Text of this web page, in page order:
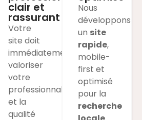
clair et
rassurant
Votre
site doit
immédiatement
valoriser
votre
professionnalisme
et la
qualité
Nous
développons
un site
rapide,
mobile-
first et
optimisé
pour la
recherche